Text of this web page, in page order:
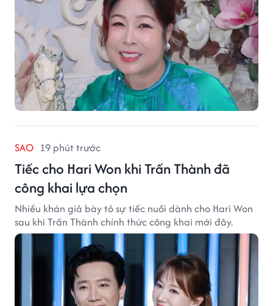
SAO 19 phút trước
Tiếc cho Hari Won khi Trấn Thành đã
công khai lựa chọn
Nhiều khán giả bày tỏ sự tiếc nuối dành cho Hari Won
sau khi Trấn Thành chính thức công khai mới đây.